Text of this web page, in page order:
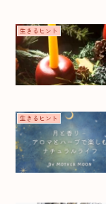
生きるヒント
生きるヒント